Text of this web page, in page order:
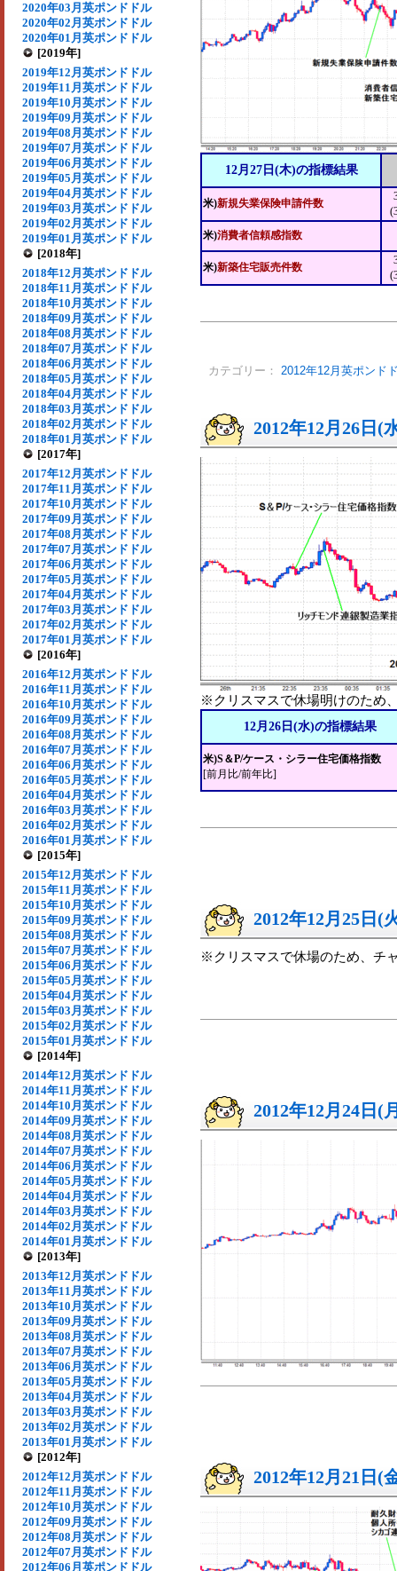
2020年03月英ポンドドル
2020年02月英ポンドドル
2020年01月英ポンドドル
[2019年]
2019年12月英ポンドドル
2019年11月英ポンドドル
2019年10月英ポンドドル
2019年09月英ポンドドル
2019年08月英ポンドドル
2019年07月英ポンドドル
2019年06月英ポンドドル
2019年05月英ポンドドル
2019年04月英ポンドドル
2019年03月英ポンドドル
2019年02月英ポンドドル
2019年01月英ポンドドル
[2018年]
2018年12月英ポンドドル
2018年11月英ポンドドル
2018年10月英ポンドドル
2018年09月英ポンドドル
2018年08月英ポンドドル
2018年07月英ポンドドル
2018年06月英ポンドドル
2018年05月英ポンドドル
2018年04月英ポンドドル
2018年03月英ポンドドル
2018年02月英ポンドドル
2018年01月英ポンドドル
[2017年]
2017年12月英ポンドドル
2017年11月英ポンドドル
2017年10月英ポンドドル
2017年09月英ポンドドル
2017年08月英ポンドドル
2017年07月英ポンドドル
2017年06月英ポンドドル
2017年05月英ポンドドル
2017年04月英ポンドドル
2017年03月英ポンドドル
2017年02月英ポンドドル
2017年01月英ポンドドル
[2016年]
2016年12月英ポンドドル
2016年11月英ポンドドル
2016年10月英ポンドドル
2016年09月英ポンドドル
2016年08月英ポンドドル
2016年07月英ポンドドル
2016年06月英ポンドドル
2016年05月英ポンドドル
2016年04月英ポンドドル
2016年03月英ポンドドル
2016年02月英ポンドドル
2016年01月英ポンドドル
[2015年]
2015年12月英ポンドドル
2015年11月英ポンドドル
2015年10月英ポンドドル
2015年09月英ポンドドル
2015年08月英ポンドドル
2015年07月英ポンドドル
2015年06月英ポンドドル
2015年05月英ポンドドル
2015年04月英ポンドドル
2015年03月英ポンドドル
2015年02月英ポンドドル
2015年01月英ポンドドル
[2014年]
2014年12月英ポンドドル
2014年11月英ポンドドル
2014年10月英ポンドドル
2014年09月英ポンドドル
2014年08月英ポンドドル
2014年07月英ポンドドル
2014年06月英ポンドドル
2014年05月英ポンドドル
2014年04月英ポンドドル
2014年03月英ポンドドル
2014年02月英ポンドドル
2014年01月英ポンドドル
[2013年]
2013年12月英ポンドドル
2013年11月英ポンドドル
2013年10月英ポンドドル
2013年09月英ポンドドル
2013年08月英ポンドドル
2013年07月英ポンドドル
2013年06月英ポンドドル
2013年05月英ポンドドル
2013年04月英ポンドドル
2013年03月英ポンドドル
2013年02月英ポンドドル
2013年01月英ポンドドル
[2012年]
2012年12月英ポンドドル
2012年11月英ポンドドル
2012年10月英ポンドドル
2012年09月英ポンドドル
2012年08月英ポンドドル
2012年07月英ポンドドル
2012年06月英ポンドドル
12月27日(木)の指標結果
米)新規失業保険申請件数
米)消費者信頼感指数
米)新築住宅販売件数
カテゴリー： 2012年12月英ポンド
2012年12月26日(
※クリスマスで休場明けのため
12月26日(水)の指標結果
米)S＆P/ケース・シラー住宅価格指数
[前月比/前年比]
2012年12月25日(
※クリスマスで休場のため、チ
2012年12月24日(
2012年12月21日(